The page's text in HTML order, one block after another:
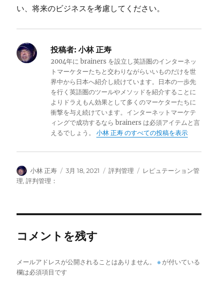
い、将来のビジネスを考慮してください。
投稿者: 小林 正寿
2004年に brainers を設立し英語圏のインターネッ
トマーケターたちと交わりながらいいものだけを世
界中から日本へ紹介し続けています。日本の一歩先
を行く英語圏のツールやメソッドを紹介することに
よりドラえもん効果として多くのマーケターたちに
衝撃を与え続けています。インターネットマーケテ
ィングで成功するなら brainers は必須アイテムと言
えるでしょう。小林 正寿 のすべての投稿を表示
投
稿
小林 正寿
投
3月 18, 2021
カ
評判管理
タ
レピュテーション管
理,評判管理：
コメントを残す
メールアドレスが公開されることはありません。 ※ が付いている
欄は必須項目です